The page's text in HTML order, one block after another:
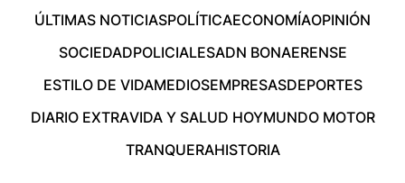
ÚLTIMAS NOTICIASPOLÍTICAECONOMÍAOPINIÓN
SOCIEDADPOLICIALESADN BONAERENSE
ESTILO DE VIDAMEDIOSEMPRESASDEPORTES
DIARIO EXTRAVIDA Y SALUD HOYMUNDO MOTOR
TRANQUERAHISTORIA